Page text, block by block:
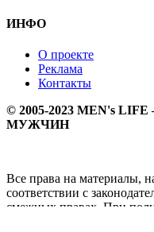
ИНФО
О проекте
Реклама
Контакты
© 2005-2023 MEN's
МУЖЧИН
Все права на материалы,
соответствии с
смежных правах. При